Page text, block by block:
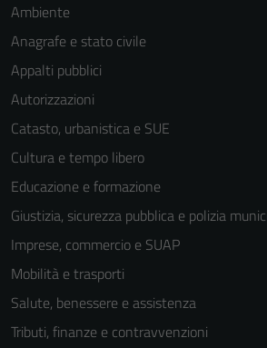
Ambiente
Anagrafe e stato civile
Appalti pubblici
Autorizzazioni
Catasto, urbanistica e SUE
Cultura e tempo libero
Educazione e formazione
Giustizia, sicurezza pubblica e polizia
Imprese, commercio e SUAP
Mobilità e trasporti
Salute, benessere e assistenza
Tributi, finanze e contravvenzioni